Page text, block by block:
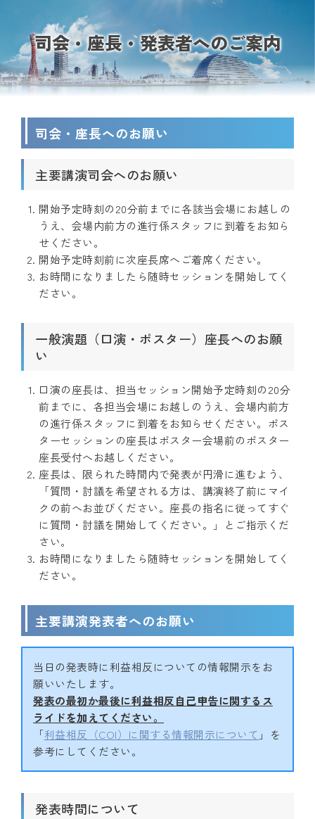
司会・座長・発表者へのご案内
司会・座長へのお願い
主要講演司会へのお願い
開始予定時刻の20分前までに各該当会場にお越しの
うえ、会場内前方の進行係スタッフに到着をお知ら
せください。
開始予定時刻前に次座長席へご着席ください。
お時間になりましたら随時セッションを開始してく
ださい。
一般演題（口演・ポスター）座長へのお願
い
口演の座長は、担当セッション開始予定時刻の20分
前までに、各担当会場にお越しのうえ、会場内前方
の進行係スタッフに到着をお知らせください。ポス
ターセッションの座長はポスター会場前のポスター
座長受付へお越しください。
座長は、限られた時間内で発表が円滑に進むよう、
「質問・討議を希望される方は、講演終了前にマイ
クの前へお並びください。座長の指名に従ってすぐ
に質問・討議を開始してください。」とご指示くだ
さい。
お時間になりましたら随時セッションを開始してく
ださい。
主要講演発表者へのお願い
当日の発表時に利益相反についての情報開示をお
願いいたします。
発表の最初か最後に利益相反自己申告に関するス
ライドを加えてください。
「利益相反（COI）に関する情報開示について 」を
参考にしてください。
発表時間について